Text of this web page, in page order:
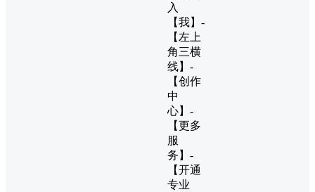
入
【我】-
【左上
角三横
线】-
【创作
中
心】-
【更多
服
务】-
【开通
专业